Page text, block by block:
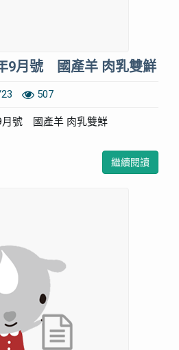
9月號 國產羊 肉乳雙鮮
507
月號 國產羊 肉乳雙鮮
繼續閱讀